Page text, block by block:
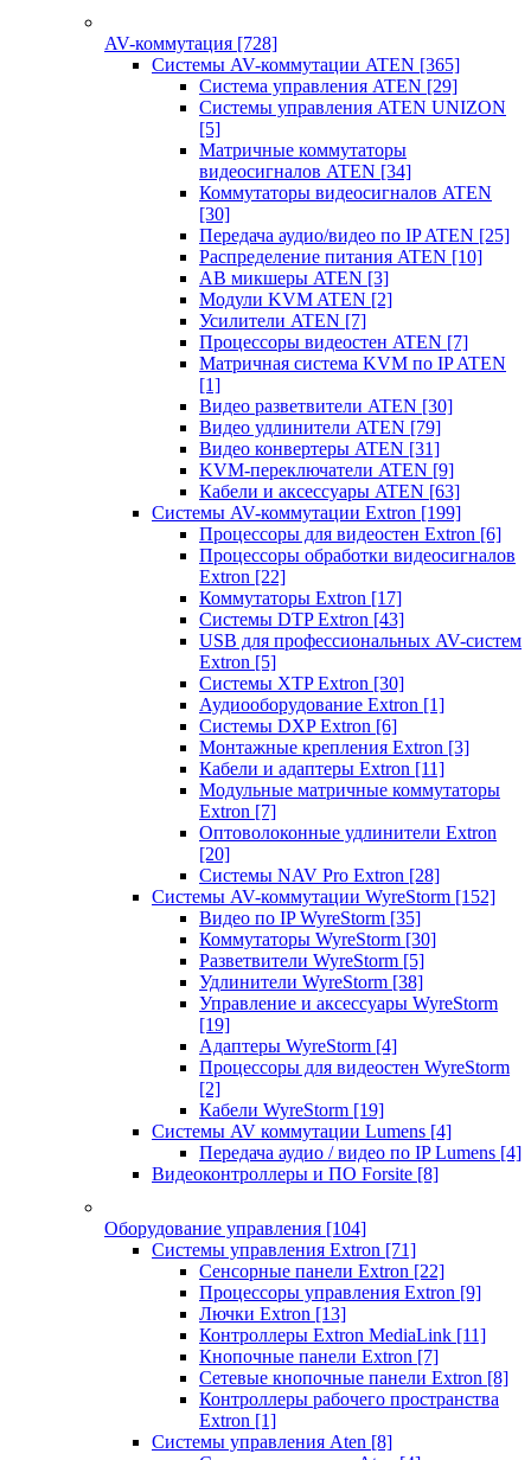
AV-коммутация [728]
Системы AV-коммутации ATEN [365]
Система управления ATEN [29]
Системы управления ATEN UNIZON
[5]
Матричные коммутаторы
видеосигналов ATEN [34]
Коммутаторы видеосигналов ATEN
[30]
Передача аудио/видео по IP ATEN [25]
Распределение питания ATEN [10]
АВ микшеры ATEN [3]
Модули KVM ATEN [2]
Усилители ATEN [7]
Процессоры видеостен ATEN [7]
Матричная система KVM по IP ATEN
[1]
Видео разветвители ATEN [30]
Видео удлинители ATEN [79]
Видео конвертеры ATEN [31]
KVM-переключатели ATEN [9]
Кабели и аксессуары ATEN [63]
Системы AV-коммутации Extron [199]
Процессоры для видеостен Extron [6]
Процессоры обработки видеосигналов
Extron [22]
Коммутаторы Extron [17]
Системы DTP Extron [43]
USB для профессиональных AV-систем
Extron [5]
Системы XTP Extron [30]
Аудиооборудование Extron [1]
Системы DXP Extron [6]
Монтажные крепления Extron [3]
Кабели и адаптеры Extron [11]
Модульные матричные коммутаторы
Extron [7]
Оптоволоконные удлинители Extron
[20]
Системы NAV Pro Extron [28]
Системы AV-коммутации WyreStorm [152]
Видео по IP WyreStorm [35]
Коммутаторы WyreStorm [30]
Разветвители WyreStorm [5]
Удлинители WyreStorm [38]
Управление и аксессуары WyreStorm
[19]
Адаптеры WyreStorm [4]
Процессоры для видеостен WyreStorm
[2]
Кабели WyreStorm [19]
Системы AV коммутации Lumens [4]
Передача аудио / видео по IP Lumens [4]
Видеоконтроллеры и ПО Forsite [8]
Оборудование управления [104]
Системы управления Extron [71]
Сенсорные панели Extron [22]
Процессоры управления Extron [9]
Лючки Extron [13]
Контроллеры Extron MediaLink [11]
Кнопочные панели Extron [7]
Сетевые кнопочные панели Extron [8]
Контроллеры рабочего пространства
Extron [1]
Системы управления Aten [8]